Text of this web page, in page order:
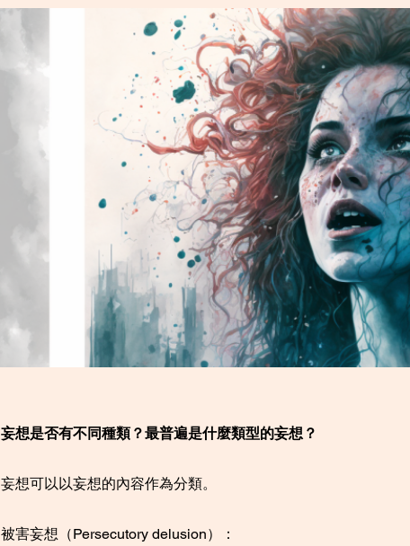
妄想是否有不同種類？最普遍是什麼類型的妄想？
妄想可以以妄想的內容作為分類。
被害妄想（Persecutory delusion）：